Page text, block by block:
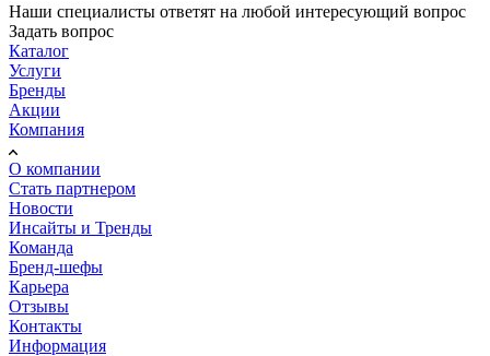
Наши специалисты ответят на любой интересующий вопрос
Задать вопрос
Каталог
Услуги
Бренды
Акции
Компания
О компании
Стать партнером
Новости
Инсайты и Тренды
Команда
Бренд-шефы
Карьера
Отзывы
Контакты
Информация